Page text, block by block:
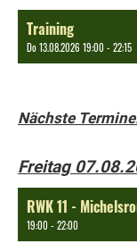
Training
Do 13.08.2026 19:00 - 22:15
Nächste
Freitag
RWK 11 -
19:00 - 22:00